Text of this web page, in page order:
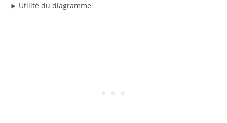
Utilité du diagramme